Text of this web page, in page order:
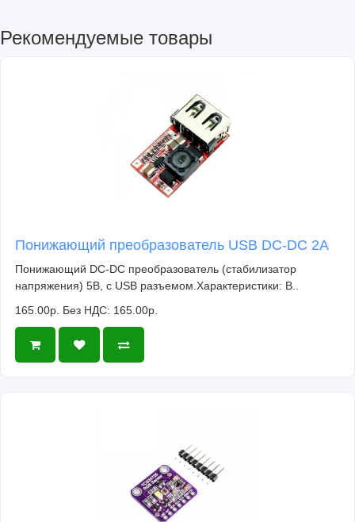
Рекомендуемые товары
Понижающий преобразователь USB DC-DC 2A
Понижающий DC-DC преобразователь (стабилизатор
напряжения) 5В, с USB разъемом.Характеристики: В..
165.00р. Без НДС: 165.00р.